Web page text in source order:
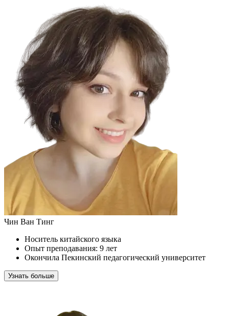
Чин Ван Тинг
Носитель китайского языка
Опыт преподавания: 9 лет
Окончила Пекинский педагогический университет
Узнать больше